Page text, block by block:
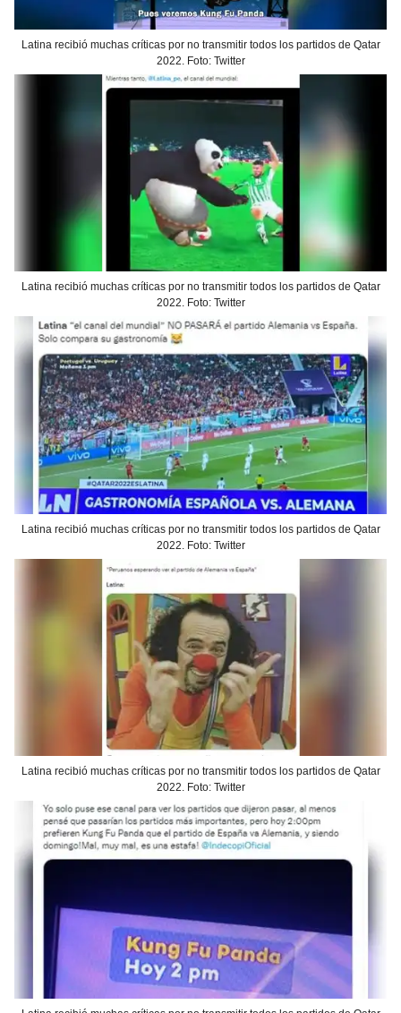
Latina recibió muchas críticas por no transmitir todos los partidos de Qatar
2022. Foto: Twitter
Latina recibió muchas críticas por no transmitir todos los partidos de Qatar
2022. Foto: Twitter
Latina recibió muchas críticas por no transmitir todos los partidos de Qatar
2022. Foto: Twitter
Latina recibió muchas críticas por no transmitir todos los partidos de Qatar
2022. Foto: Twitter